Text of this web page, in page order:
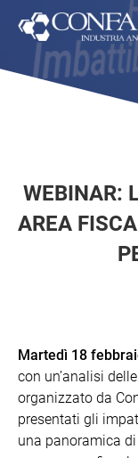
WEBINAR:
AREA
Martedì 18
con un’analisi
organizzato da
presentati gli
una panoramica